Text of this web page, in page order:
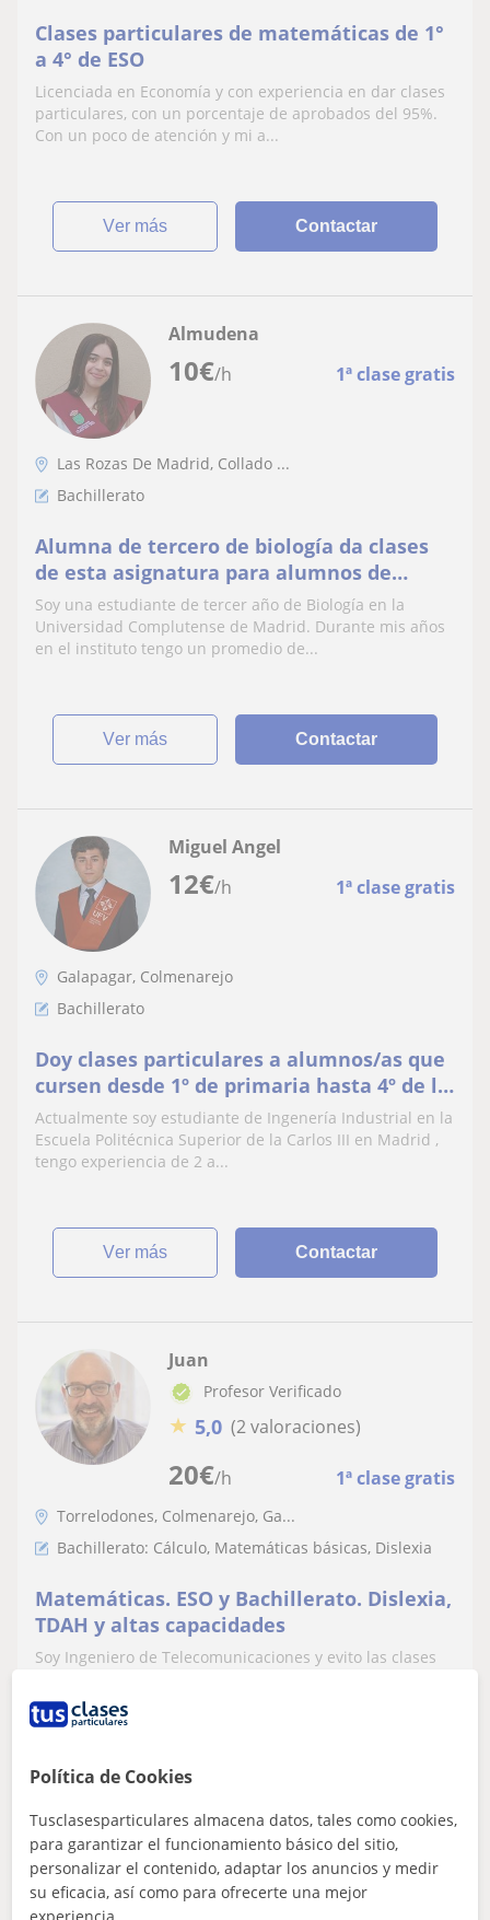
Clases particulares de matemáticas de 1°
a 4° de ESO
Licenciada en Economía y con experiencia en dar clases
particulares, con un porcentaje de aprobados del 95%.
Con un poco de atención y mi a...
ver más Contactar
10€/h 1ª clase gratis
Almudena
Las Rozas De Madrid, Collado ...
Bachillerato
Alumna de tercero de biología da clases
de esta asignatura para alumnos de
primaria, la ESO y bachillerato
Soy una estudiante de tercer año de Biología en la
Universidad Complutense de Madrid. Durante mis años
en el instituto tengo un promedio de...
ver más Contactar
12€/h 1ª clase gratis
Miguel Angel
Galapagar, Colmenarejo
Bachillerato
Doy clases particulares a alumnos/as que
cursen desde 1º de primaria hasta 4º de la
E.S.O
Actualmente soy estudiante de Ingenería Industrial en la
Escuela Politécnica Superior de la Carlos III en Madrid ,
tengo experiencia de 2 a...
ver más Contactar
20€/h 1ª clase gratis
Juan
Profesor Verificado
★ 5,0 (2 valoraciones)
Torrelodones, Colmenarejo, Ga...
Bachillerato: Cálculo, Matemáticas básicas, Dislexia
Matemáticas. ESO y Bachillerato. Dislexia,
TDAH y altas capacidades
Soy Ingeniero de Telecomunicaciones y evito las clases
memoria de problemas tipo...
Marcos
Política de Cookies
Tusclasesparticulares almacena datos, tales como cookies,
para garantizar el funcionamiento básico del sitio,
personalizar el contenido, adaptar los anuncios y medir
su eficacia, así como para ofrecerte una mejor
experiencia.